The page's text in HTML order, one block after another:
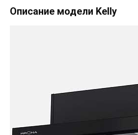
Описание модели Kelly